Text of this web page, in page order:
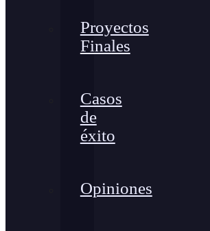
Proyectos
Finales
Casos
de
éxito
Opiniones